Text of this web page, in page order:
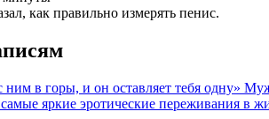
как правильно измерять пенис.
в горы, и он оставляет тебя одну»
яркие эротические переживания в